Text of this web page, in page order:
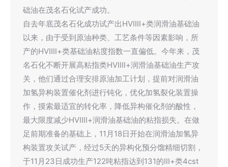
础油在茂名石化试产成功。
自去年底茂名石化成功试产出HVIⅢ+类润滑油基础油
以来，由于受到原油种类、工艺条件等因素影响，所
产的HVIⅢ+类基础油粘度指数一直偏低。今年来，茂
名石化不断开展高粘指类HVIⅢ+润滑油基础油生产攻
关，他们通过合理安排原油加工计划，提前对润滑油
加氢异构装置催化剂进行钝化，优化加氢裂化装置操
作，摸索最适宜的转化率，降低异构催化剂的酸性，
最大限度减少HVIⅢ+润滑油基础油的粘指损失。在做
足前期准备的基础上，11月18日开始在润滑油加氢异
构装置攻关试产，经过5天的异构化预分馏精细切割，
于11月23日成功生产122吨粘指达到131的Ⅲ+类4cst